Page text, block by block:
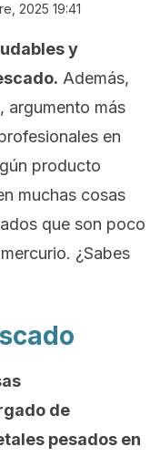
2025 19:41
y
Además,
argumento más
en
producto
muchas cosas
que son poco
¿Sabes
de
pesados en